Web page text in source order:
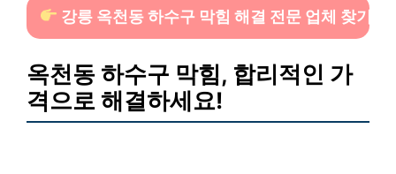
강릉 옥천동 하수구 막힘 해결 전문 업체 찾기
옥천동 하수구 막힘, 합리적인 가
격으로 해결하세요!